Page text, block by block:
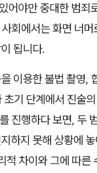
어야만 중대한 범죄
회에서는 화면 너
됩니다.
이용한 불법 촬영,
기 단계에서 진술
진행하다 보면, 두
하지 못해 상황에
차이와 그에 따른